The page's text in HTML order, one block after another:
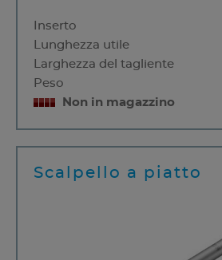
Inserto
Lunghezza utile
Larghezza del tagliente
Peso
Non in magazzino
Scalpello a piatto